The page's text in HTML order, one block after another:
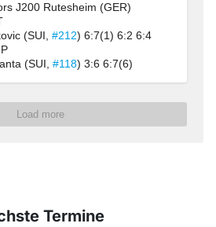
J200 Rutesheim (GER)
(SUI, #212) 6:7(1) 6:2 6:4
(SUI, #118) 3:6 6:7(6)
Load more
Termine